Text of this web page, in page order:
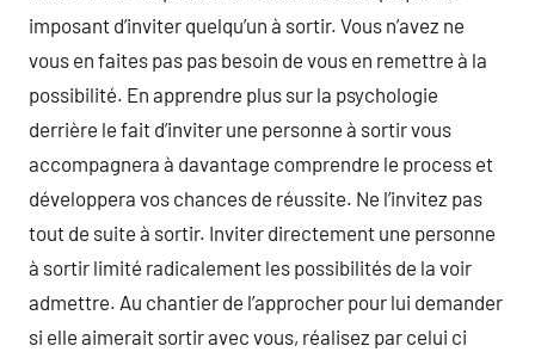
imposant d’inviter quelqu’un à sortir. Vous n’avez ne
vous en faites pas pas besoin de vous en remettre à la
possibilité. En apprendre plus sur la psychologie
derrière le fait d’inviter une personne à sortir vous
accompagnera à davantage comprendre le process et
développera vos chances de réussite. Ne l’invitez pas
tout de suite à sortir. Inviter directement une personne
à sortir limité radicalement les possibilités de la voir
admettre. Au chantier de l’approcher pour lui demander
si elle aimerait sortir avec vous, réalisez par celui ci